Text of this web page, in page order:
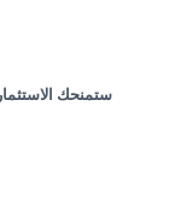
ستمنحك الاستثمارات